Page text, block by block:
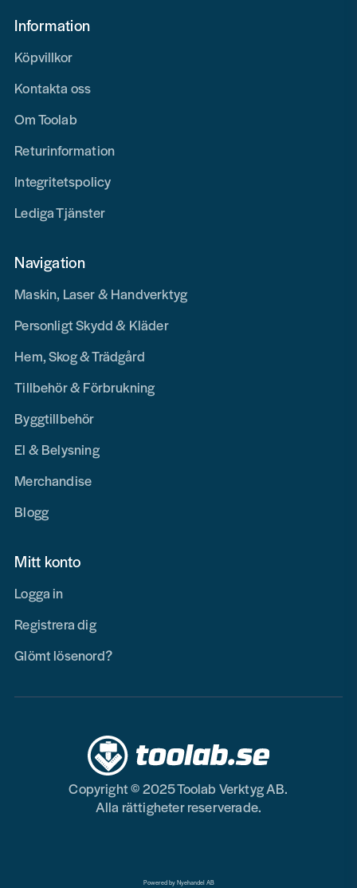
Information
Köpvillkor
Kontakta oss
Om Toolab
Returinformation
Integritetspolicy
Lediga Tjänster
Navigation
Maskin, Laser & Handverktyg
Personligt Skydd & Kläder
Hem, Skog & Trädgård
Tillbehör & Förbrukning
Byggtillbehör
El & Belysning
Merchandise
Blogg
Mitt konto
Logga in
Registrera dig
Glömt lösenord?
Copyright © 2025 Toolab Verktyg AB.
Alla rättigheter reserverade.
Powered by Nyehandel AB